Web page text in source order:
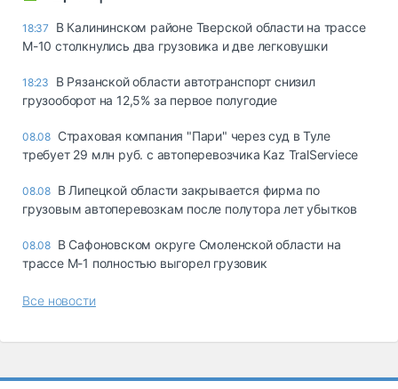
18:37
В Калининском районе Тверской области на трассе
М-10 столкнулись два грузовика и две легковушки
18:23
В Рязанской области автотранспорт снизил
грузооборот на 12,5% за первое полугодие
08.08 Страховая компания "Пари" через суд в Туле
требует 29 млн руб. с автоперевозчика Kaz TralServiece
08.08 В Липецкой области закрывается фирма по
грузовым автоперевозкам после полутора лет убытков
08.08 В Сафоновском округе Смоленской области на
трассе М-1 полностью выгорел грузовик
Все новости